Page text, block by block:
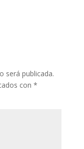
será publicada.
con *